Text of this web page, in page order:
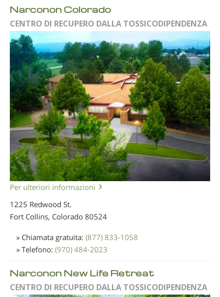
Narconon Colorado
CENTRO DI RECUPERO DALLA TOSSICODIPENDENZA
Per ulteriori informazioni
1225 Redwood St.
Fort Collins, Colorado 80524
» Chiamata gratuita: (877) 833-1058
» Telefono: (970) 484-2023
Narconon New Life Retreat
CENTRO DI RECUPERO DALLA TOSSICODIPENDENZA